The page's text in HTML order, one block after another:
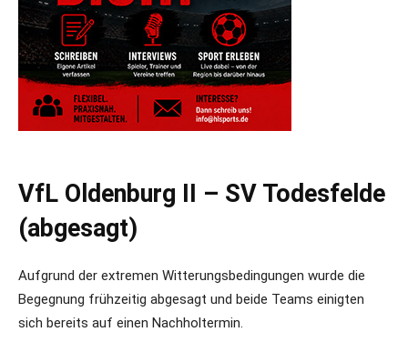
VfL Oldenburg II – SV Todesfelde
(abgesagt)
Aufgrund der extremen Witterungsbedingungen wurde die
Begegnung frühzeitig abgesagt und beide Teams einigten
sich bereits auf einen Nachholtermin.